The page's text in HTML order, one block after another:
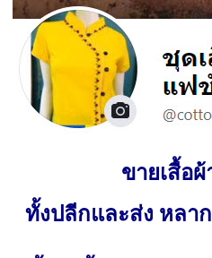
ขายเสื้อผ้
ทั้งปลีกและส่ง หลา